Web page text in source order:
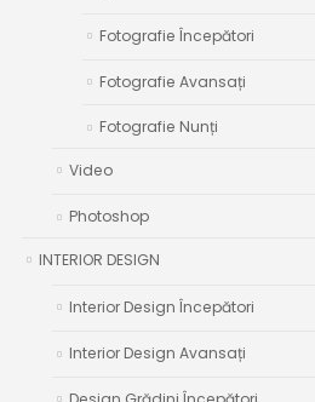
Fotografie Începători
Fotografie Avansați
Fotografie Nunți
Video
Photoshop
INTERIOR DESIGN
Interior Design Începători
Interior Design Avansați